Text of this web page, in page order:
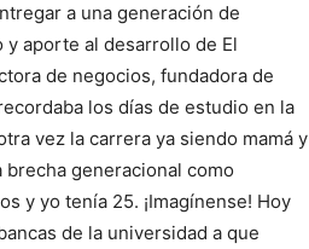
a una generación de
aporte al desarrollo de El
de negocios, fundadora de
los días de estudio en la
vez la carrera ya siendo mamá y
generacional como
y yo tenía 25. ¡Imagínense! Hoy
de la universidad a que